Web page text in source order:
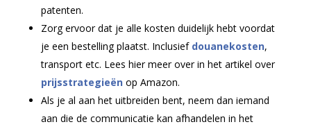
patenten.
Zorg ervoor dat je alle kosten duidelijk hebt voordat
je een bestelling plaatst. Inclusief douanekosten,
transport etc. Lees hier meer over in het artikel over
prijsstrategieën op Amazon.
Als je al aan het uitbreiden bent, neem dan iemand
aan die de communicatie kan afhandelen in het